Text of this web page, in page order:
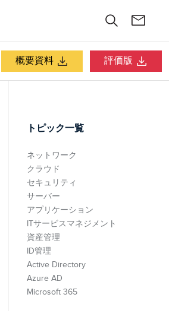
概要資料 評価版
トピック一覧
ネットワーク
クラウド
セキュリティ
サーバー
アプリケーション
ITサービスマネジメント
資産管理
ID管理
Active Directory
Azure AD
Microsoft 365